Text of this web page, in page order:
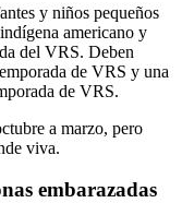
y niños pequeños
americano y
del VRS. Deben
de VRS y una
de VRS.
a marzo, pero
viva.
embarazadas